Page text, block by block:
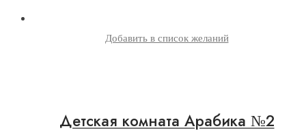
Добавить в список желаний
Детская комната Арабика №2